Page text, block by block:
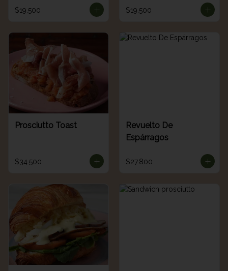
$19.500 $19.500
Prosciutto Toast
$34.500
Revuelto De
Espárragos
$27.800